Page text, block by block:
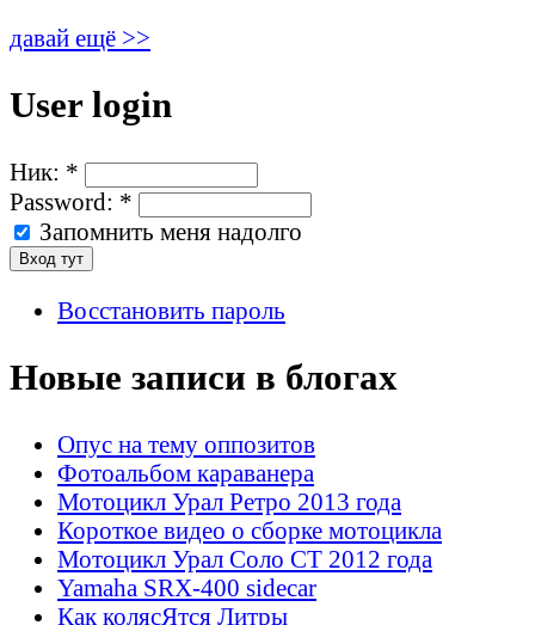
давай ещё >>
User login
Ник: *
Password: *
Запомнить меня надолго
Восстановить пароль
Новые записи в блогах
Опус на тему оппозитов
Фотоальбом караванера
Мотоцикл Урал Ретро 2013 года
Короткое видео о сборке мотоцикла
Мотоцикл Урал Соло СТ 2012 года
Yamaha SRX-400 sidecar
Как колясЯтся Литры